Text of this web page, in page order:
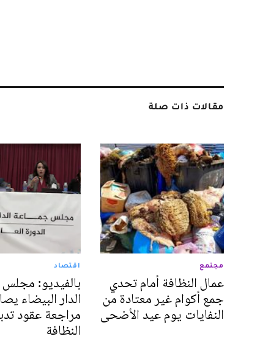
مقالات ذات صلة
مجتمع
عمال النظافة أمام تحدي
جمع أكوام غير معتادة من
النفايات يوم عيد الأضحى
اقتصاد
بالفيديو: مجلس
الدار البيضاء
مراجعة عقود
النظافة